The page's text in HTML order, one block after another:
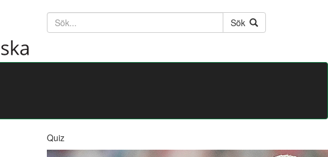
Söktext
Sök
Quiz